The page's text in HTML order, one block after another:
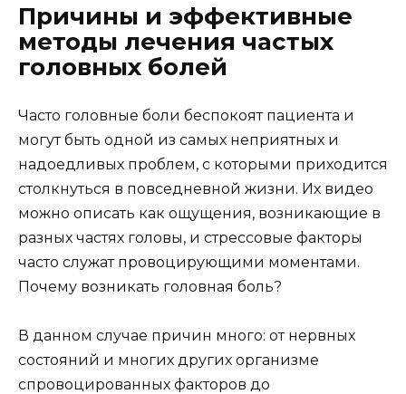
Причины и эффективные
методы лечения частых
головных болей
Часто головные боли беспокоят пациента и
могут быть одной из самых неприятных и
надоедливых проблем, с которыми приходится
столкнуться в повседневной жизни. Их видео
можно описать как ощущения, возникающие в
разных частях головы, и стрессовые факторы
часто служат провоцирующими моментами.
Почему возникать головная боль?
В данном случае причин много: от нервных
состояний и многих других организме
спровоцированных факторов до